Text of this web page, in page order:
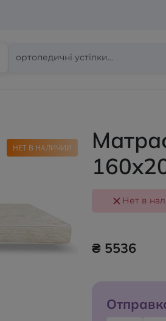
НЕТ В НАЛИЧИИ
Нет в
₴ 5536